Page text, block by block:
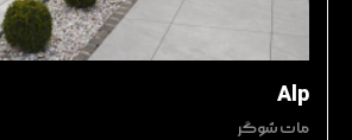
Alp
مات شوگر